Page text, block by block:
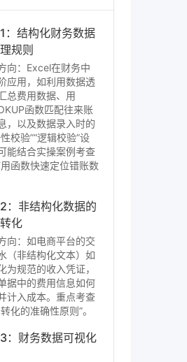
：结构化财务数据
规则
向：Excel在财务中
应用，如利用数据透
总费用数据、用
函数匹配往来账
，以及数据录入时的
校验”“逻辑校验”设
能结合实操案例考查
函数快速定位错账数
：非结构化数据的
化
向：如电商平台的交
（非结构化文本）如
为规范的收入凭证，
据中的费用信息如何
计入成本。重点考查
化的准确性原则”。
：财务数据可视化